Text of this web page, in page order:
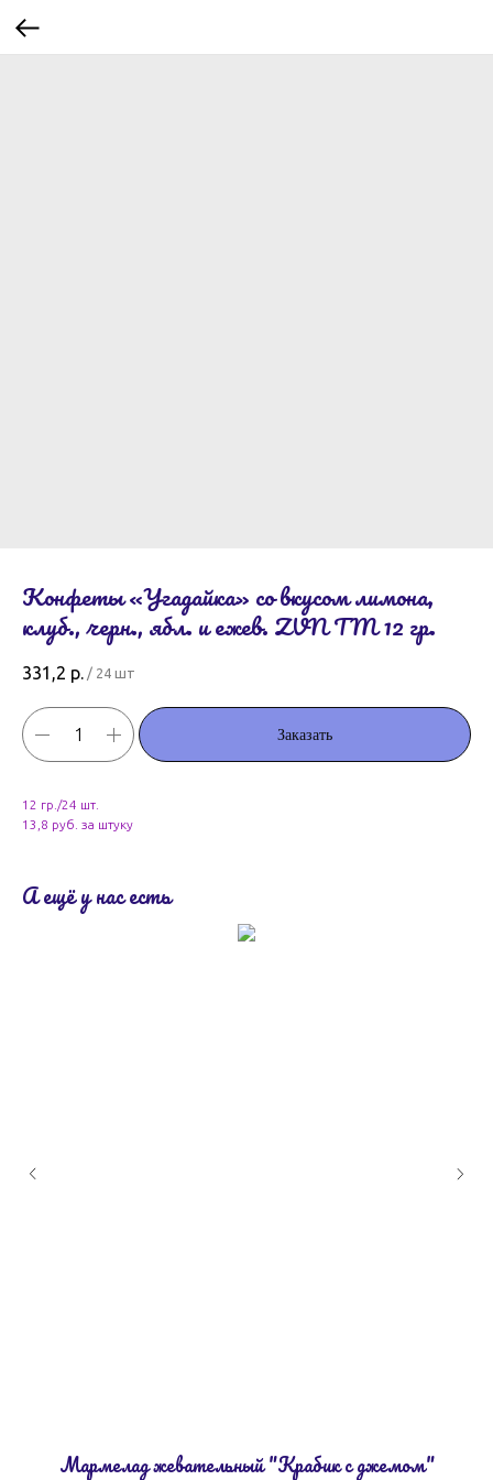
Конфеты «Угадайка» со вкусом лимона,
клуб., черн., ябл. и ежев. ZVN TM 12 гр.
331,2 р. / 24 шт
Заказать
12 гр./24 шт.
13,8 руб. за штуку
А ещё у нас есть
Мармелад жевательный "Крабик с джемом"